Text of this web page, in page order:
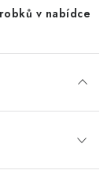
v nabídce